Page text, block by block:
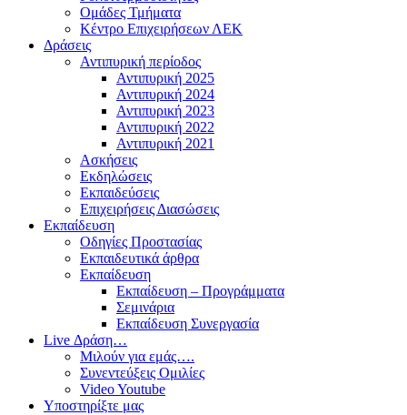
Ομάδες Τμήματα
Κέντρο Επιχειρήσεων ΛΕΚ
Δράσεις
Αντιπυρική περίοδος
Αντιπυρική 2025
Αντιπυρική 2024
Αντιπυρική 2023
Αντιπυρική 2022
Αντιπυρική 2021
Ασκήσεις
Εκδηλώσεις
Εκπαιδεύσεις
Επιχειρήσεις Διασώσεις
Εκπαίδευση
Οδηγίες Προστασίας
Εκπαιδευτικά άρθρα
Εκπαίδευση
Εκπαίδευση – Προγράμματα
Σεμινάρια
Εκπαίδευση Συνεργασία
Live Δράση…
Μιλούν για εμάς….
Συνεντεύξεις Ομιλίες
Video Youtube
Υποστηρίξτε μας